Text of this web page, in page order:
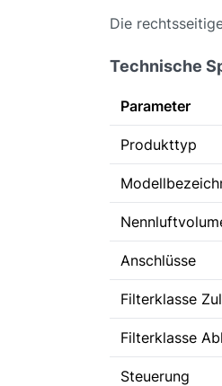
Die
Technische
Parameter
Produkttyp
Anschlüsse
Filterklasse
Filterklasse
Steuerung